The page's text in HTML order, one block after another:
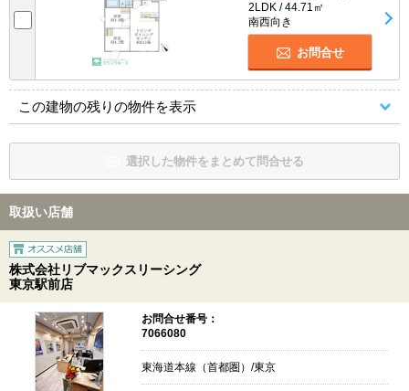
2LDK / 44.71㎡
南西向き
お問合せ
この建物の残りの物件を表示
選択した物件をまとめて問合せる
取扱い店舗
株式会社リブマックスリーシング
東京駅前店
お問合せ番号：
7066080
東海道本線（首都圏）/東京